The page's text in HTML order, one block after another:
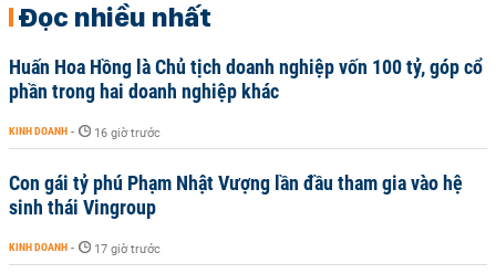
Đọc nhiều nhất
Huấn Hoa Hồng là Chủ tịch doanh nghiệp vốn 100 tỷ, góp cổ
phần trong hai doanh nghiệp khác
KINH DOANH - 16 giờ trước
Con gái tỷ phú Phạm Nhật Vượng lần đầu tham gia vào hệ
sinh thái Vingroup
KINH DOANH - 17 giờ trước